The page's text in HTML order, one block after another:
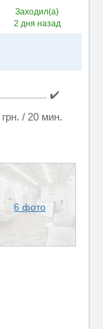
Заходил(а)
2 дня назад
✔️
/ 20 мин.
6 фото